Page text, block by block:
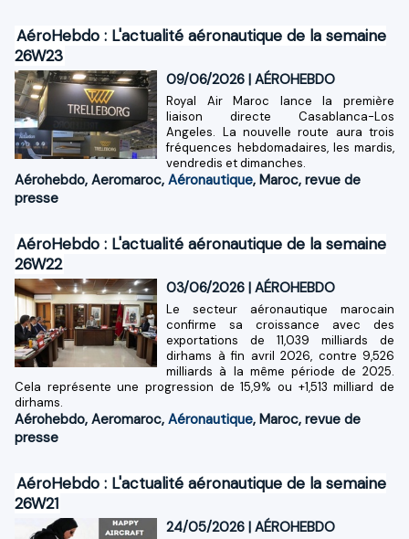
AéroHebdo : L'actualité aéronautique de la semaine
26W23
09/06/2026 |AÉROHEBDO
Royal Air Maroc lance la première
liaison directe Casablanca-Los
Angeles. La nouvelle route aura trois
fréquences hebdomadaires, les mardis,
vendredis et dimanches.
Aérohebdo, Aeromaroc, Aéronautique, Maroc, revue de
presse
AéroHebdo : L'actualité aéronautique de la semaine
26W22
03/06/2026 |AÉROHEBDO
Le secteur aéronautique marocain
confirme sa croissance avec des
exportations de 11,039 milliards de
dirhams à fin avril 2026, contre 9,526
milliards à la même période de 2025.
Cela représente une progression de 15,9% ou +1,513 milliard de
dirhams.
Aérohebdo, Aeromaroc, Aéronautique, Maroc, revue de
presse
AéroHebdo : L'actualité aéronautique de la semaine
26W21
24/05/2026 |AÉROHEBDO